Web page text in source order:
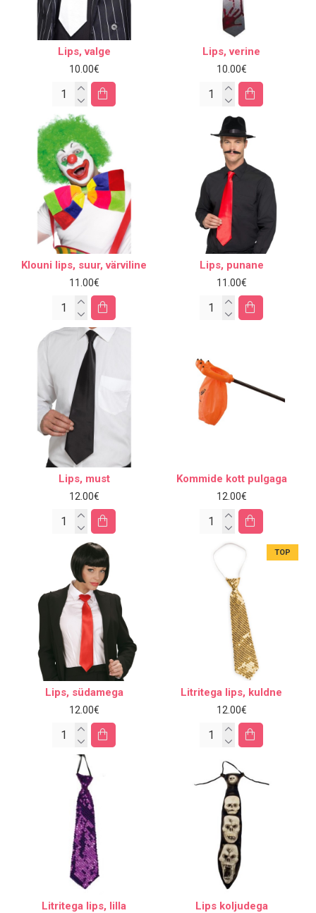
Lips, valge
10.00€
Lips, verine
10.00€
Klouni lips, suur, värviline
11.00€
Lips, punane
11.00€
Lips, must
12.00€
Kommide kott pulgaga
12.00€
Lips, südamega
12.00€
TOP
Litritega lips, kuldne
12.00€
Litritega lips, lilla Lips koljudega